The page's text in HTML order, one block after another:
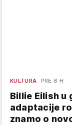
KULTURA PRE 6 H
Billie Eilish u
adaptacije
znamo o